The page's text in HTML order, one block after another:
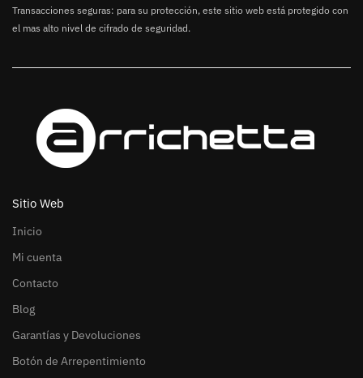
Transacciones seguras: para su protección, este sitio web está protegido con
el mas alto nivel de cifrado de seguridad.
Sitio Web
Inicio
Mi cuenta
Contacto
Blog
Garantías y Devoluciones
Botón de Arrepentimiento